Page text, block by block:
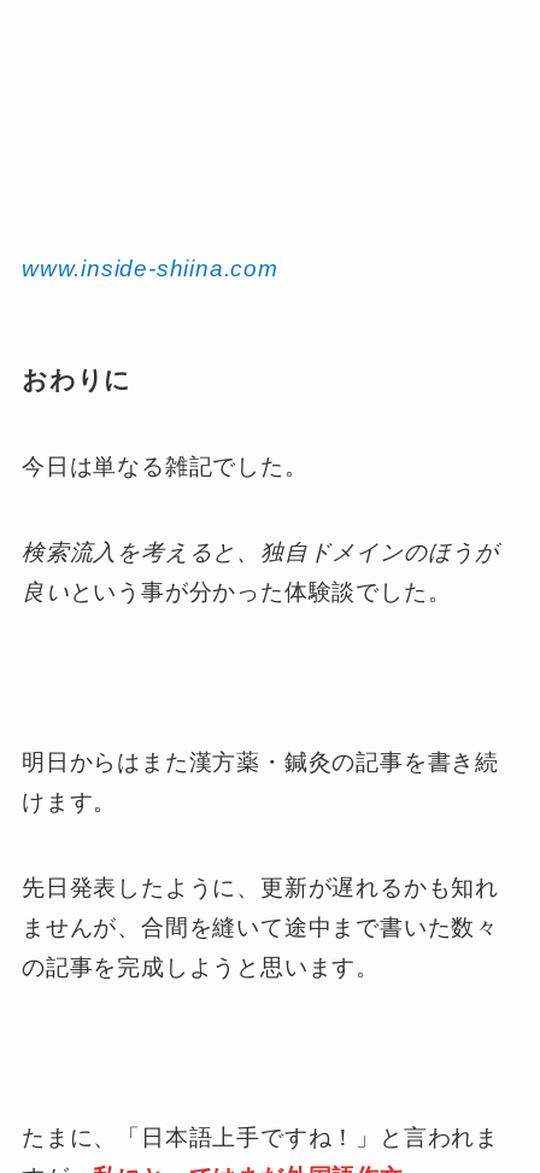
www.inside-shiina.com
おわりに
今日は単なる雑記でした。
検索流入を考えると、独自ドメインのほうが
良いという事が分かった体験談でした。
明日からはまた漢方薬・鍼灸の記事を書き続
けます。
先日発表したように、更新が遅れるかも知れ
ませんが、合間を縫いて途中まで書いた数々
の記事を完成しようと思います。
たまに、「日本語上手ですね！」と言われま